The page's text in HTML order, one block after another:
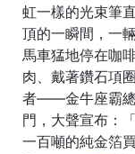
虹一樣的光束筆
頂的一瞬間，一
馬車猛地停在咖
肉、戴著鑽石項
者——金牛座霸總
門，大聲宣布：
一百噸的純金箔